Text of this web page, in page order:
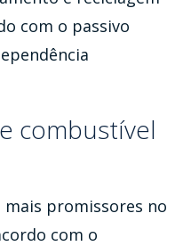
com o passivo
combustível
mais promissores no
com o